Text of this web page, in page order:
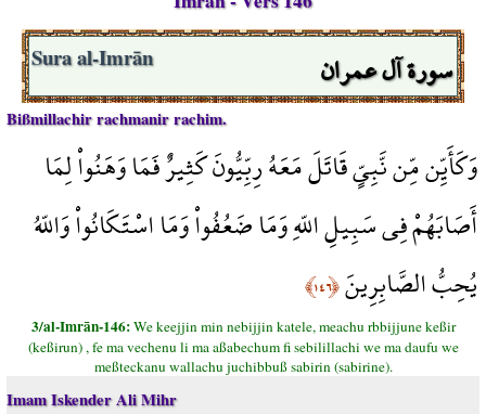
سورة آل عمران Sura al-Imrān
Bißmillachir rachmanir rachim.
وَكَأَيِّن مِّن نَّبِيٍّ قَاتَلَ مَعَهُ رِبِّيُّونَ كَثِيرٌ فَمَا وَهَنُواْ لِمَا
أَصَابَهُمْ فِي سَبِيلِ اللّهِ وَمَا ضَعُفُواْ وَمَا اسْتَكَانُواْ وَاللّهُ
يُحِبُّ الصَّابِرِينَ﴿١٤٦﴾
3/al-Imrān-146:We keejjin min nebijjin katele, meachu rbbijjune keßir
(keßirun) , fe ma vechenu li ma aßabechum fi sebilillachi we ma daufu we
meßteckanu wallachu juchibbuß sabirin (sabirine).
Imam Iskender Ali Mihr